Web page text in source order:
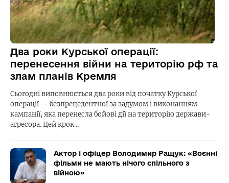
Два роки Курської операції:
перенесення війни на територію рф та
злам планів Кремля
Сьогодні виповнюється два роки від початку Курської
операції — безпрецедентної за задумом і виконанням
кампанії, яка перенесла бойові дії на територію держави-
агресора. Цей крок…
Актор і офіцер Володимир Ращук: «Воєнні
фільми не мають нічого спільного з
війною»